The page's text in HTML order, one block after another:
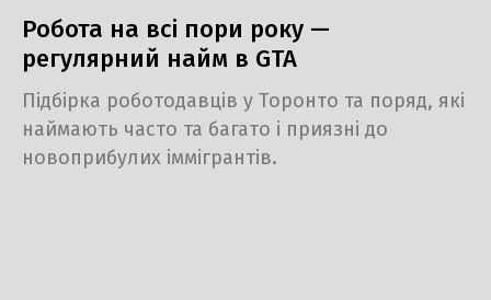
Робота на всі пори року —
регулярний найм в GTA
Підбірка роботодавців у Торонто та поряд, які
наймають часто та багато і приязні до
новоприбулих іммігрантів.